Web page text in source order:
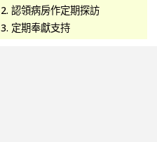
2. 認領病房作定期探訪
3. 定期奉獻支持